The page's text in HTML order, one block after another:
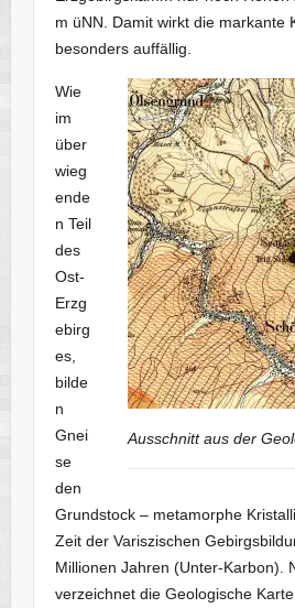
m üNN. Damit wirkt die markante
besonders auffällig.
Ausschnitt aus der
Wie
im
über
wieg
ende
n Teil
des
Ost-
Erzg
ebirg
es,
bilde
n
Gnei
se
den
Grundstock – metamorphe
Zeit der Variszischen
Millionen Jahren (Unter-Karbon).
verzeichnet die Geologische